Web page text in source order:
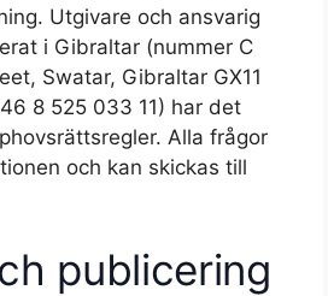
Utgivare och ansvarig
i Gibraltar (nummer C
Swatar, Gibraltar GX11
8 525 033 11) har det
Alla frågor
och kan skickas till
publicering